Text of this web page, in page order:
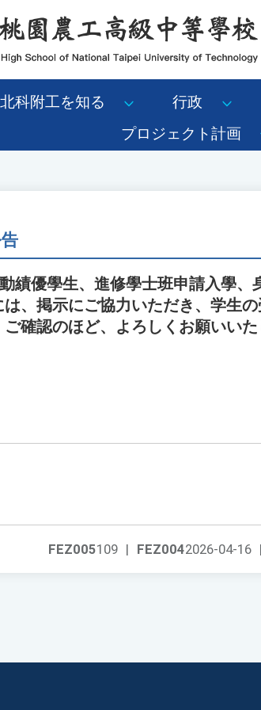
北科附工を知る 行政
プロジェクト計画
績優學生、進修學士班申請入學
、掲示にご協力いただき、学生
確認のほど、よろしくお願いいた
FEZ0042026-04-16 |
FEZ005109 |